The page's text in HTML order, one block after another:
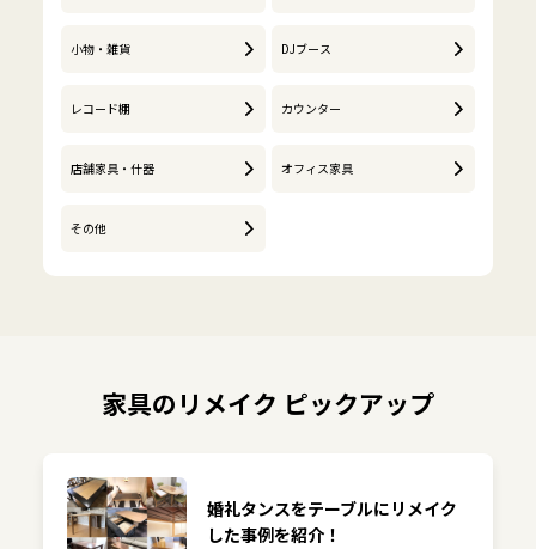
小物・雑貨 DJブース
レコード棚 カウンター
店舗家具・什器 オフィス家具
その他
家具のリメイク ピックアップ
婚礼タンスをテーブルにリメイク
した事例を紹介！